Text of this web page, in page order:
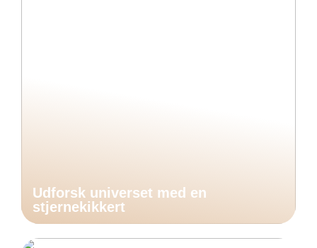
Udforsk universet med en
stjernekikkert